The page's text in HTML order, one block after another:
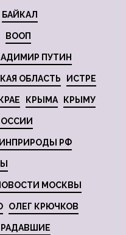
БАЙКАЛ
ВООП
ПУТИН
ОБЛАСТЬ ИСТРЕ
КРЫМА КРЫМУ
РФ
МОСКВЫ
ОЛЕГ КРЮЧКОВ